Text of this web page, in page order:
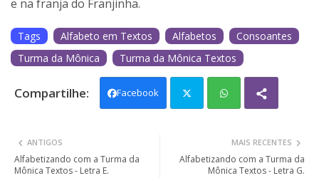
e na franja do Franjinha.
Tags Alfabeto em Textos Alfabetos
Consoantes
Turma da Mônica
Turma da Mônica Textos
Facebook
ter ats
MAIS RECENTES
Alfabetizando com a Turma da
Mônica Textos - Letra G.
ANTIGOS
Alfabetizando com a Turma da
Mônica Textos - Letra E.